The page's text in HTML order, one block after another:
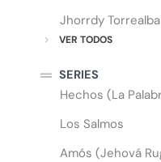
Jhorrdy Torrealba
VER TODOS
SERIES
Hechos (La
Los Salmos
Amós (Jehová